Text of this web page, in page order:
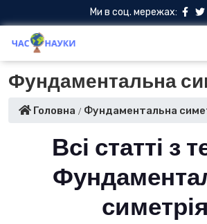
Ми в соц. мережах:
Фундаментальна
Головна Фундаментальна
Всі статті з
симетрія